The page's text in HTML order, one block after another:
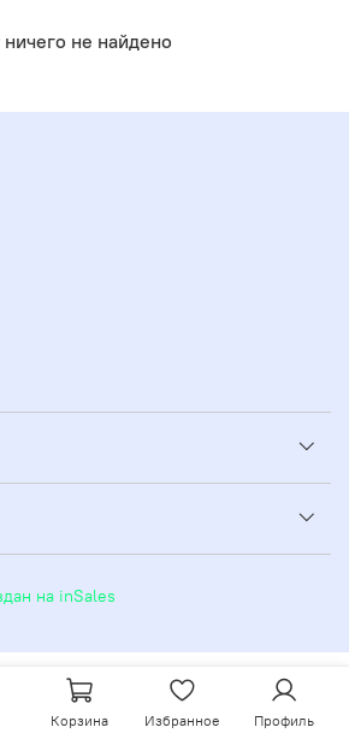
не найдено
на inSales
Корзина Избранное Профиль